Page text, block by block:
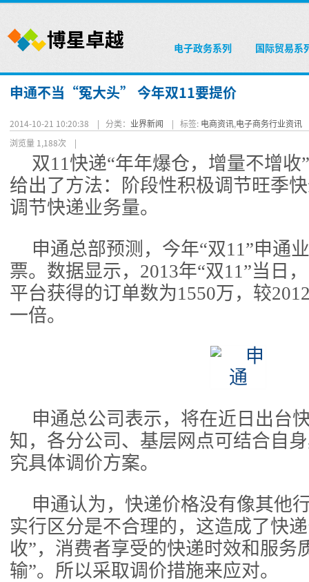
电子政务系列 国际贸易系
申通不当“冤大头” 今年双11要提价
2014-10-21 10:20:38 | 分类： 业界新闻 | 标签: 电商资讯,电子商务行业资讯
浏览量 1,188次 |
双11快递“年年爆仓，增量不增
给出了方法：阶段性积极调节旺季
调节快递业务量。
申通总部预测，今年“双11”申通
票。数据显示，2013年“双11”当日
平台获得的订单数为1550万，较
一倍。
申通总公司表示，将在近日出台
知，各分公司、基层网点可结合自
究具体调价方案。
申通认为，快递价格没有像其他
实行区分是不合理的，这造成了快
收”，消费者享受的快递时效和服务
输”。所以采取调价措施来应对。